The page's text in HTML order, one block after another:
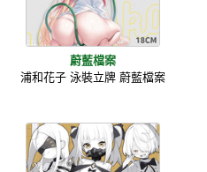
蔚藍檔案
浦和花子 泳裝立牌 蔚藍檔案